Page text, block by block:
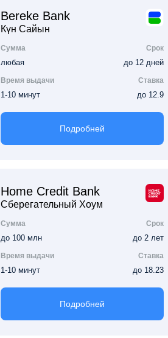
Bereke Bank
Күн Сайын
Сумма Срок
любая до 12 дней
Время выдачи Ставка
1-10 минут до 12.9
Подробней
Home Credit Bank
Сберегательный Хоум
Сумма Срок
до 100 млн до 2 лет
Время выдачи Ставка
1-10 минут до 18.23
Подробней